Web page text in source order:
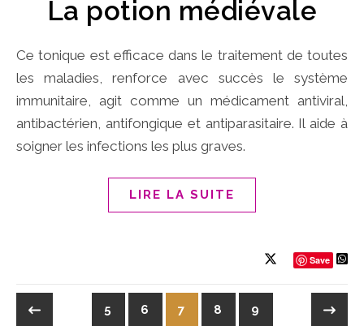
La potion médiévale
Ce tonique est efficace dans le traitement de toutes
les maladies, renforce avec succès le système
immunitaire, agit comme un médicament antiviral,
antibactérien, antifongique et antiparasitaire. Il aide à
soigner les infections les plus graves.
LIRE LA SUITE
Save
5 6 7 8 9